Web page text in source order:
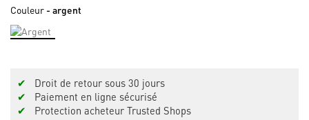
Couleur - argent
✔
Droit de retour sous 30 jours
✔
Paiement en ligne sécurisé
✔
Protection acheteur Trusted Shops